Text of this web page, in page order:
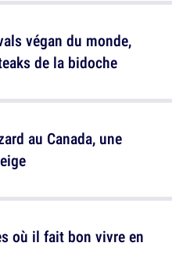
au Canada, une
végan du monde,
de la bidoche
où il fait bon vivre en